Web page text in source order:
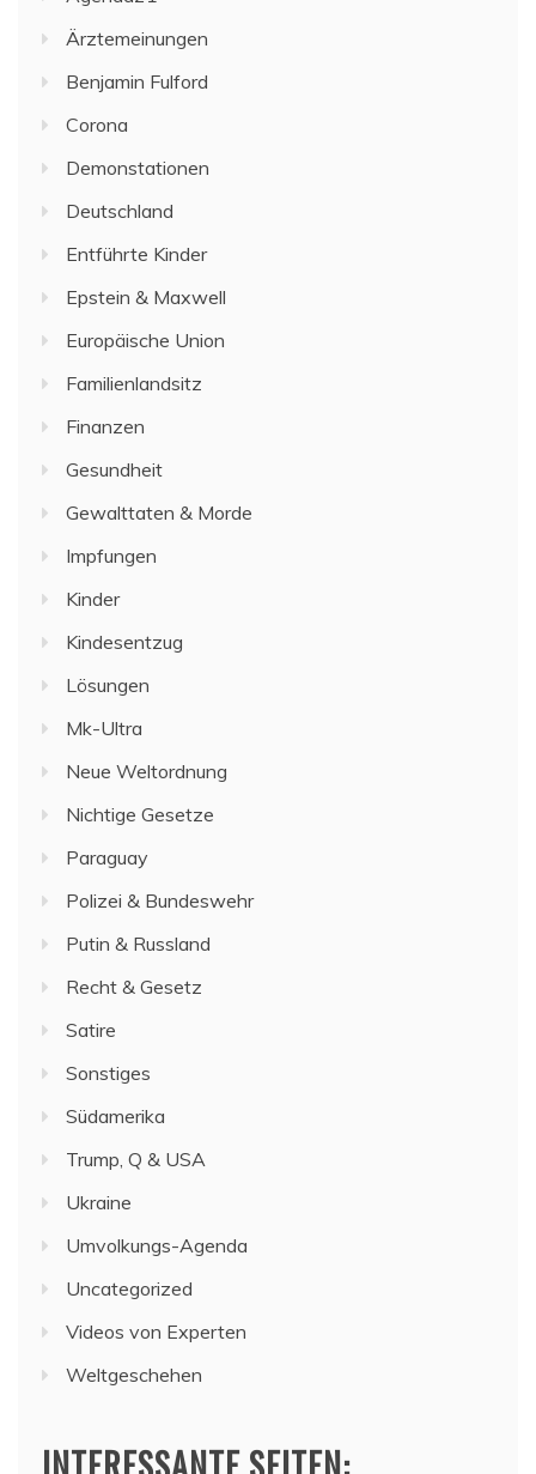
Ärztemeinungen
Benjamin Fulford
Corona
Demonstationen
Deutschland
Entführte Kinder
Epstein & Maxwell
Europäische Union
Familienlandsitz
Finanzen
Gesundheit
Gewalttaten & Morde
Impfungen
Kinder
Kindesentzug
Lösungen
Mk-Ultra
Neue Weltordnung
Nichtige Gesetze
Paraguay
Polizei & Bundeswehr
Putin & Russland
Recht & Gesetz
Satire
Sonstiges
Südamerika
Trump, Q & USA
Ukraine
Umvolkungs-Agenda
Uncategorized
Videos von Experten
Weltgeschehen